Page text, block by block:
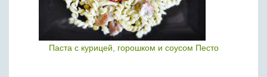
Паста с курицей, горошком и соусом Песто